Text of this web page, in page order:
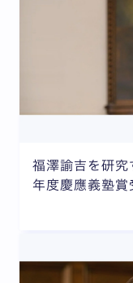
福澤諭吉を研
年度慶應義塾賞